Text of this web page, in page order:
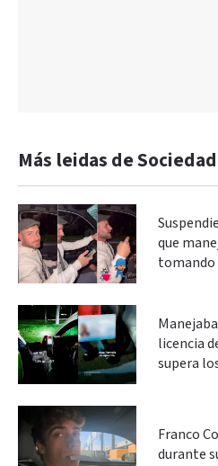
Más leidas de Sociedad
que
licencia
supera
Franco
durante